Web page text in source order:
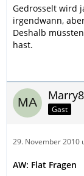
Gedrosselt wird
irgendwann,
Deshalb
hast.
Gast
29. November 2010
AW: Flat Fragen